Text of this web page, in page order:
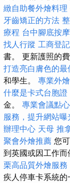
緻自助餐外燴料理
牙齒矯正的方法
療程 台中腳底按
找人行蹤 工商登
書。 更新護照的
打造亮白膚色的
和學生。 專業外
什麼是卡式台胞證
金。 專業會議點
服務，提升網站曝
辦理中心 天母 推
聚會外燴推薦 您
到英國或因工作
栗高品質外燴服務
疾人停車卡系統的